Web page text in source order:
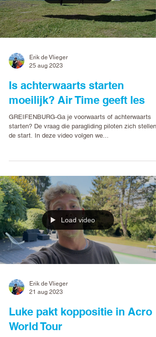
Erik de Vlieger
25 aug 2023
Is achterwaarts starten
moeilijk? Air Time geeft les
GREIFENBURG-Ga je voorwaarts of achterwaarts
starten? De vraag die paragliding piloten zich stellen
de start. In deze video volgen we...
Load video
Erik de Vlieger
21 aug 2023
Luke pakt koppositie in Acro
World Tour